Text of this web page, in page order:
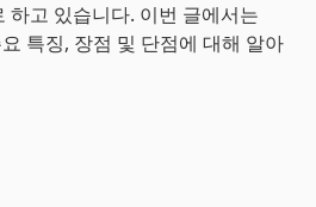
하고 있습니다. 이번 글에서는
특징, 장점 및 단점에 대해 알아